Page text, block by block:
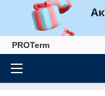
PROTerm